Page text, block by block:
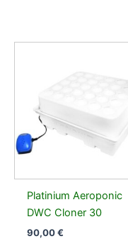
Platinium Aeroponic
DWC Cloner 30
90,00€